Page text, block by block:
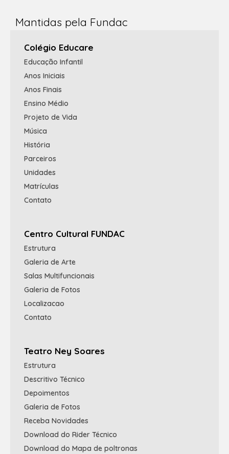
Mantidas pela Fundac
Colégio Educare
Educação Infantil
Anos Iniciais
Anos Finais
Ensino Médio
Projeto de Vida
Música
História
Parceiros
Unidades
Matrículas
Contato
Centro Cultural FUNDAC
Estrutura
Galeria de Arte
Salas Multifuncionais
Galeria de Fotos
Localizacao
Contato
Teatro Ney Soares
Estrutura
Descritivo Técnico
Depoimentos
Galeria de Fotos
Receba Novidades
Download do Rider Técnico
Download do Mapa de poltronas